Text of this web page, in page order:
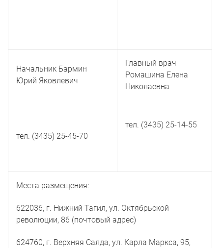
Начальник Бармин
Юрий Яковлевич
Главный врач
Ромашина Елена
Николаевна
тел. (3435) 25-45-70
тел. (3435) 25-14-55
Места размещения:
622036, г. Нижний Тагил, ул. Октябрьской
революции, 86 (почтовый адрес)
624760, г. Верхняя Салда, ул. Карла Маркса, 95,